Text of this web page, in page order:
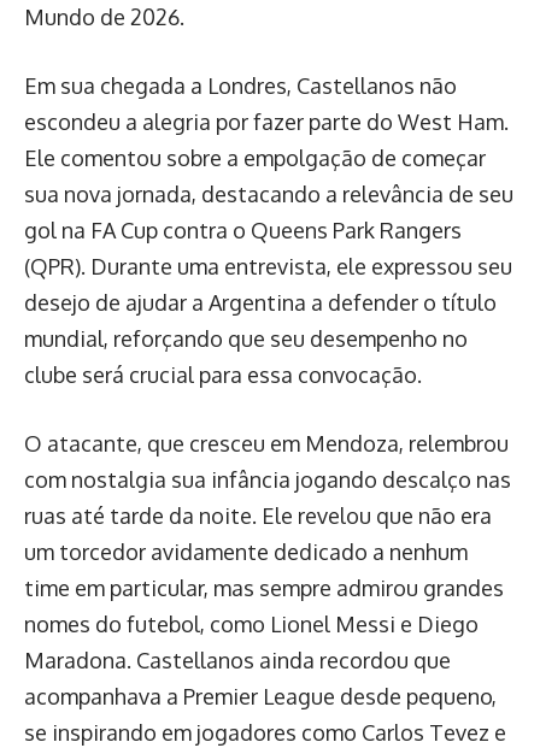
Mundo de 2026.
Em sua chegada a Londres, Castellanos não
escondeu a alegria por fazer parte do West Ham.
Ele comentou sobre a empolgação de começar
sua nova jornada, destacando a relevância de seu
gol na FA Cup contra o Queens Park Rangers
(QPR). Durante uma entrevista, ele expressou seu
desejo de ajudar a Argentina a defender o título
mundial, reforçando que seu desempenho no
clube será crucial para essa convocação.
O atacante, que cresceu em Mendoza, relembrou
com nostalgia sua infância jogando descalço nas
ruas até tarde da noite. Ele revelou que não era
um torcedor avidamente dedicado a nenhum
time em particular, mas sempre admirou grandes
nomes do futebol, como Lionel Messi e Diego
Maradona. Castellanos ainda recordou que
acompanhava a Premier League desde pequeno,
se inspirando em jogadores como Carlos Tevez e